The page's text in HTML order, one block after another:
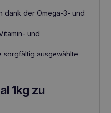
dank der Omega-3- und
und
sorgfältig ausgewählte
1kg zu